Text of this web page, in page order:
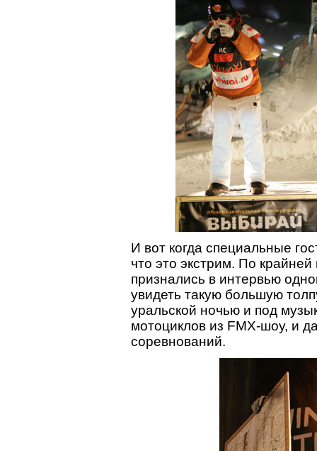
И вот когда специальные
что это экстрим. По
признались в интервью
увидеть такую большую
уральской ночью и под
мотоциклов из FMX-шоу, и
соревнований.